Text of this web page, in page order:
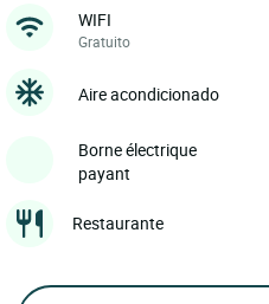
WIFI
Gratuito
Aire acondicionado
Borne électrique
payant
Restaurante